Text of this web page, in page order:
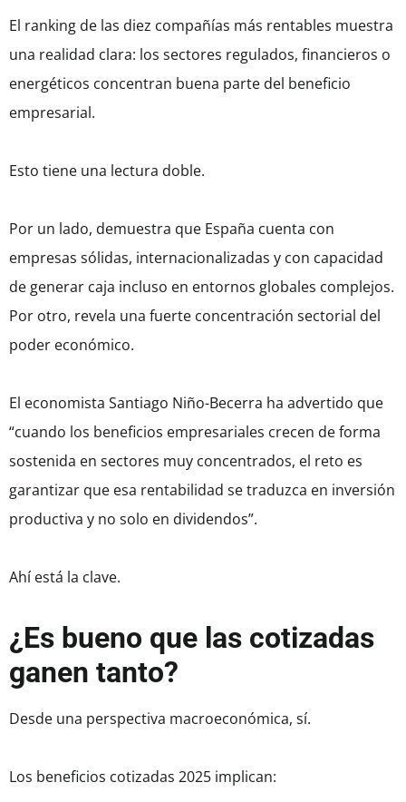
El ranking de las diez compañías más rentables muestra
una realidad clara: los sectores regulados, financieros o
energéticos concentran buena parte del beneficio
empresarial.
Esto tiene una lectura doble.
Por un lado, demuestra que España cuenta con
empresas sólidas, internacionalizadas y con capacidad
de generar caja incluso en entornos globales complejos.
Por otro, revela una fuerte concentración sectorial del
poder económico.
El economista Santiago Niño-Becerra ha advertido que
“cuando los beneficios empresariales crecen de forma
sostenida en sectores muy concentrados, el reto es
garantizar que esa rentabilidad se traduzca en inversión
productiva y no solo en dividendos”.
Ahí está la clave.
¿Es bueno que las cotizadas
ganen tanto?
Desde una perspectiva macroeconómica, sí.
Los beneficios cotizadas 2025 implican: